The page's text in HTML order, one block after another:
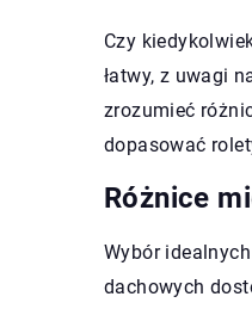
Czy
łatwy, z uwagi
zrozumieć
dopasować
Różnice
Wybór
dachowych